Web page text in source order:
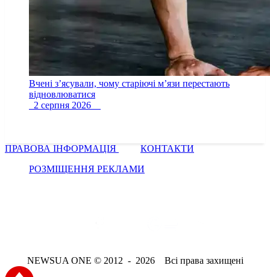
Вчені з’ясували, чому старіючі м’язи перестають
відновлюватися
2 серпня 2026
ПРАВОВА ІНФОРМАЦІЯ
КОНТАКТИ
РОЗМІЩЕННЯ РЕКЛАМИ
NEWSUA ONE © 2012 - 2026 Всі права захищені